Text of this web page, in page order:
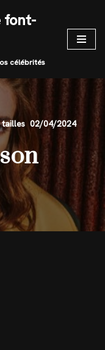
font-
célébrités
02/04/2024